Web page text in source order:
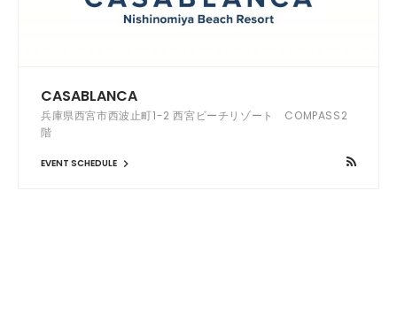
CASABLANCA
兵庫県西宮市西波止町1-2 西宮ビーチリゾート COMPASS2
階
EVENT SCHEDULE